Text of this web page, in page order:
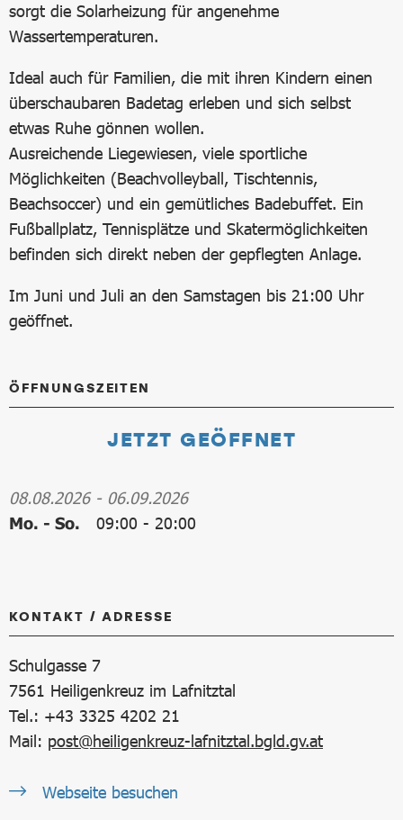
sorgt die Solarheizung für angenehme
Wassertemperaturen.
Ideal auch für Familien, die mit ihren Kindern einen
überschaubaren Badetag erleben und sich selbst
etwas Ruhe gönnen wollen.
Ausreichende Liegewiesen, viele sportliche
Möglichkeiten (Beachvolleyball, Tischtennis,
Beachsoccer) und ein gemütliches Badebuffet. Ein
Fußballplatz, Tennisplätze und Skatermöglichkeiten
befinden sich direkt neben der gepflegten Anlage.
Im Juni und Juli an den Samstagen bis 21:00 Uhr
geöffnet.
ÖFFNUNGSZEITEN
JETZT GEÖFFNET
08.08.2026- 06.09.2026
Mo. - So.
09:00 - 20:00
KONTAKT / ADRESSE
Schulgasse 7
7561 Heiligenkreuz im Lafnitztal
Tel.: +43 3325 4202 21
Mail: post@heiligenkreuz-lafnitztal.bgld.gv.at
Webseite besuchen